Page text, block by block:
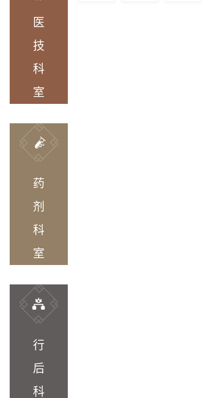
医
技
科
室
药
剂
科
室
行
后
科